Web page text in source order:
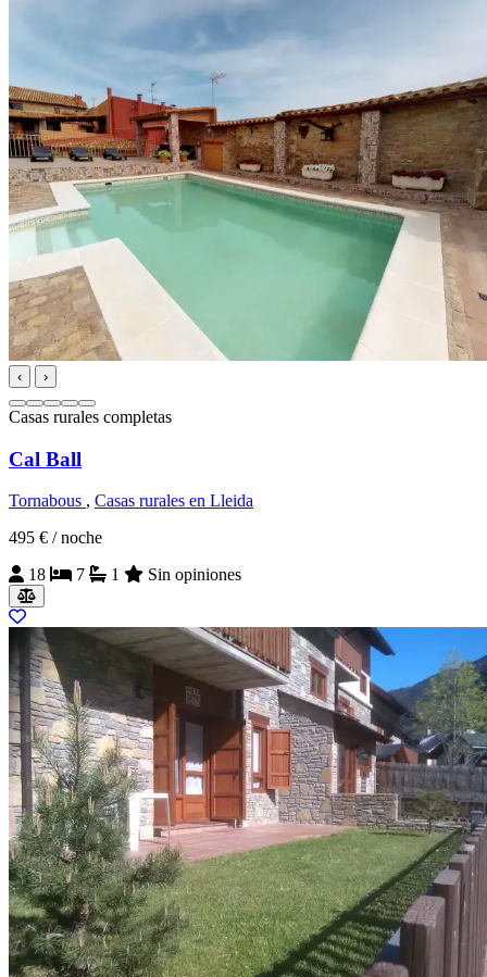
‹ ›
Casas rurales completas
Cal Ball
Tornabous , Casas rurales en Lleida
495 € / noche
18
7 1 Sin opiniones